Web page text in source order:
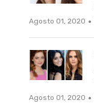
Agosto 01, 2020 ·
Agosto 01, 2020 ·